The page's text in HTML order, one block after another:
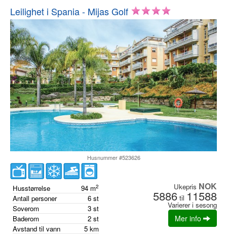
Leilighet i Spania - Mijas Golf
Husnummer #523626
Husstørrelse 94 m2
Antall personer 6 st
Soverom
3 st
Baderom
2 st
Avstand til vann
5 km
Ukepris NOK
5886 til 11588
Varierer i sesong
Mer info